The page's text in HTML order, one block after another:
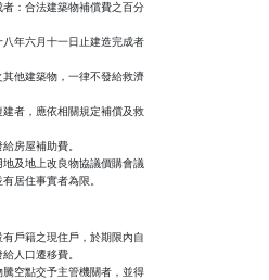
：合法建築物補償費之百分
年六月十一日止建造完成者
他建築物，一律不發給救濟
者，應依相關規定補償及救
房屋補助費。
及地上改良物協議價購會議
居住事實者為限。
戶籍之現住戶，於期限內自
人口遷移費。
空點交予主管機關者，並得